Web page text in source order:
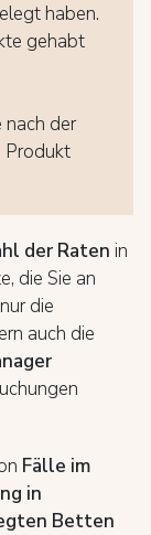
haben.
gehabt
der
Produkt
der Raten in
die Sie an
die
auch die
Fälle im
in
Betten